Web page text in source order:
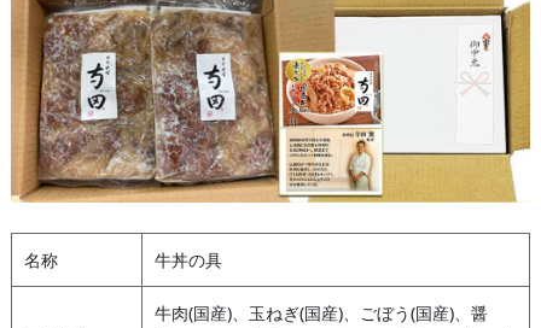
名称 牛丼の具
牛肉(国産)、玉ねぎ(国産)、ごぼう(国産)、醤